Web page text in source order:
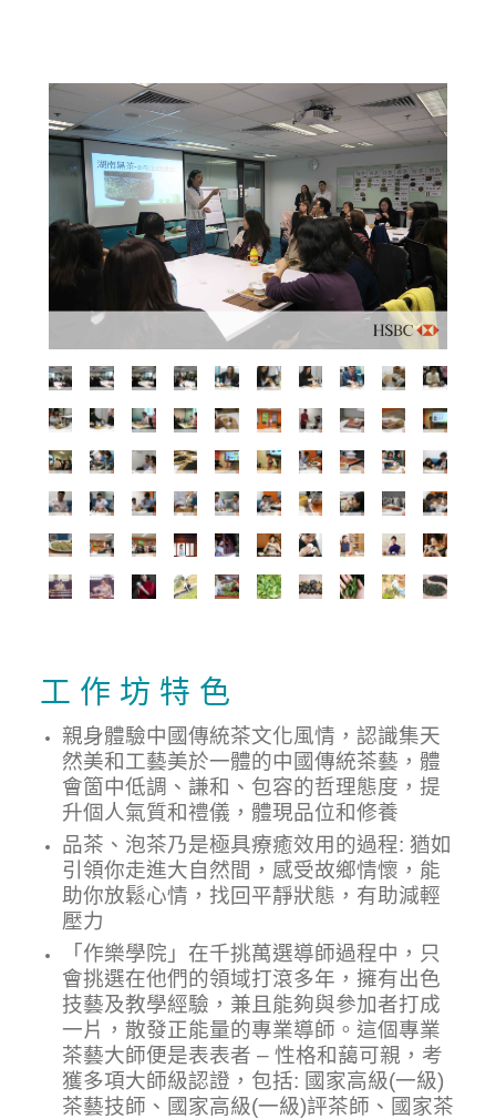
工 作 坊 特 色
親身體驗中國傳統茶文化風情，認識集天
然美和工藝美於一體的中國傳統茶藝 ，體
會箇中低調、謙和、包容的哲理態度， 提
升個人氣質和禮儀，體現品位和修養
品茶 、 泡茶乃是極具療癒效用 的過程: 猶如
引領你走進大自然間 ，感受故鄉情懷， 能
助你放鬆心情 ，找回平靜狀態，有助減輕
壓力
「作樂學院」在千挑萬選導師過程中，只
會挑選在他們的領域打滾多年，擁有出色
技藝及教學經驗，兼且能夠與參加者打成
一片，散發正能量的專業導師。這個專業
茶藝大師便是表表者 – 性格和藹可親， 考
獲多項大師級認證，包括: 國家高級(一級)
茶藝技師、國家高級(一級)評茶師、國家茶